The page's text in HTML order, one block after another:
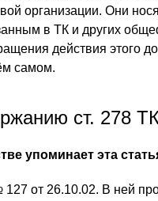
организации. Они
в ТК и других
действия этого
самом.
ст. 278 ТК
упоминает эта
от 26.10.02. В ней